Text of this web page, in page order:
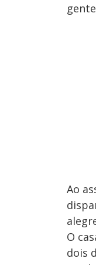
Ao
O
dois